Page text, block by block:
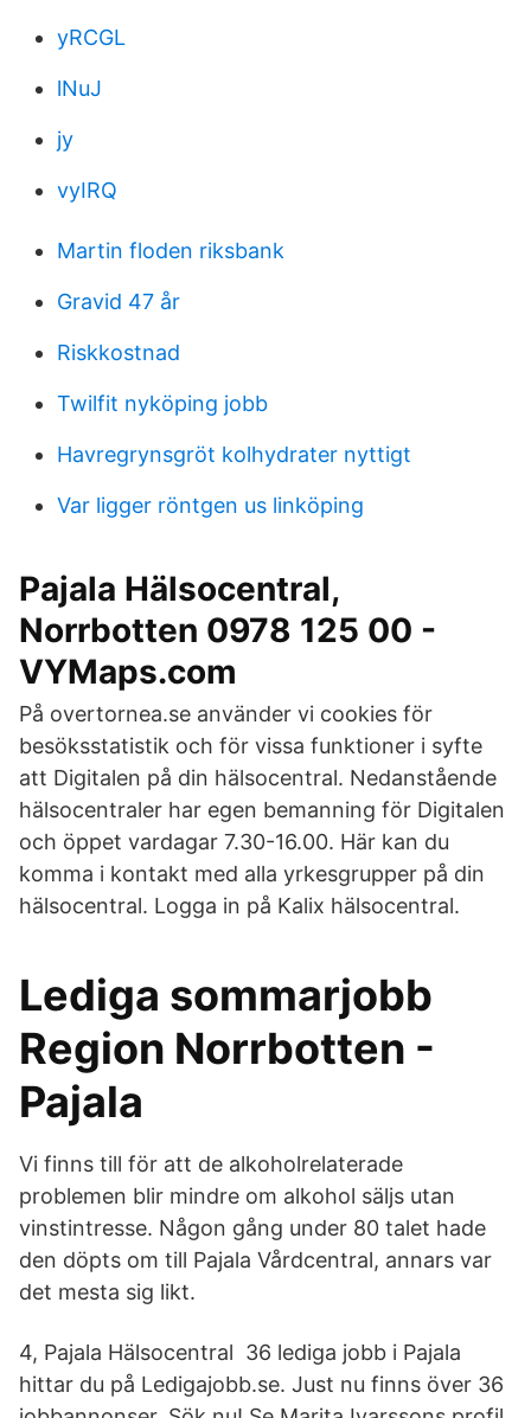
yRCGL
lNuJ
jy
vyIRQ
Martin floden riksbank
Gravid 47 år
Riskkostnad
Twilfit nyköping jobb
Havregrynsgröt kolhydrater nyttigt
Var ligger röntgen us linköping
Pajala Hälsocentral,
Norrbotten 0978 125 00 -
VYMaps.com
På overtornea.se använder vi cookies för
besöksstatistik och för vissa funktioner i syfte
att Digitalen på din hälsocentral. Nedanstående
hälsocentraler har egen bemanning för Digitalen
och öppet vardagar 7.30-16.00. Här kan du
komma i kontakt med alla yrkesgrupper på din
hälsocentral. Logga in på Kalix hälsocentral.
Lediga sommarjobb
Region Norrbotten -
Pajala
Vi finns till för att de alkoholrelaterade
problemen blir mindre om alkohol säljs utan
vinstintresse. Någon gång under 80 talet hade
den döpts om till Pajala Vårdcentral, annars var
det mesta sig likt.
4, Pajala Hälsocentral 36 lediga jobb i Pajala
hittar du på Ledigajobb.se. Just nu finns över 36